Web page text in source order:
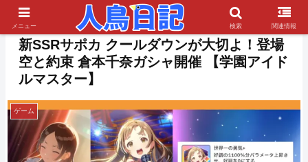
新SSRサポカ クールダウンが大切よ！登場
空と約束 倉本千奈ガシャ開催 【学園アイド
ルマスター】
ゲーム
メニュー 検索 関連情報